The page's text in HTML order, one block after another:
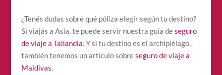
¿Tenés dudas sobre qué póliza elegir según tu destino?
Si viajás a Asia, te puede servir nuestra guía deseguro
de viaje a Tailandia. Y si tu destino es el archipiélago,
también tenemos un artículo sobreseguro de viaje a
Maldivas.